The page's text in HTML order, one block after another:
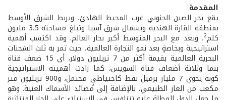
المقدمة
يقع بحر الصين الجنوبي غرب المحيط الهادئ، ويربط الشرق الأوسط
بمنطقة القارة الهندية وبشمال شرق آسيا وتبلغ مساحته 3،5 مليون
كلم2، ويعد مع البحر المتوسط أكبر بحار العالم. وقد اكتسب أهمية
استراتيجية وبخاصةٍ بعد نمو التجارة العالمية، حيث تمر به ثلث الشحنات
البحرية العالمية بقيمة أكثر من 7 تريليون دولار، أي 15 ضعف قناة
بنما وثلاثة أضعاف قناة السويس، كما زادت أهميته الاستراتيجية
كونه يحوي 7 مليار برميل نفط كاحتياطيٍ محتمل، و900 تريليون متر
مكعب من الغاز الطبيعي، بالإضافة إلى مصائد الأسماك الغنية. وهو